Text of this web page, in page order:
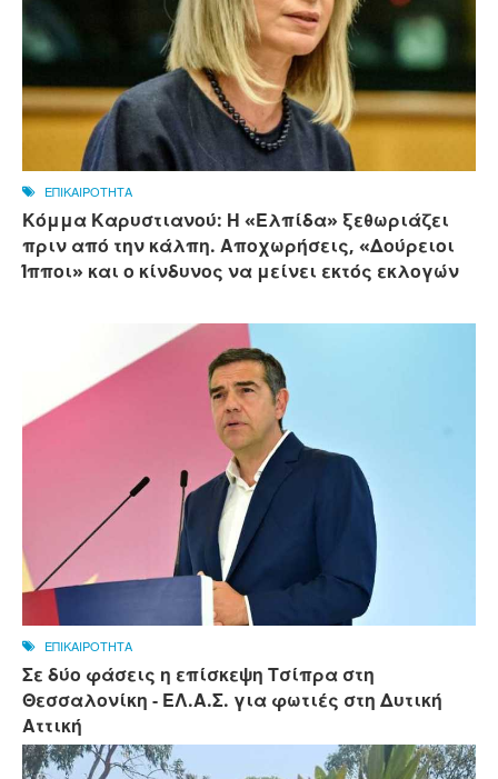
ΕΠΙΚΑΙΡΟΤΗΤΑ
Κόμμα Καρυστιανού: Η «Ελπίδα» ξεθωριάζει
πριν από την κάλπη. Αποχωρήσεις, «Δούρειοι
Ίπποι» και ο κίνδυνος να μείνει εκτός εκλογών
ΕΠΙΚΑΙΡΟΤΗΤΑ
Σε δύο φάσεις η επίσκεψη Τσίπρα στη
Θεσσαλονίκη - ΕΛ.Α.Σ. για φωτιές στη Δυτική
Αττική